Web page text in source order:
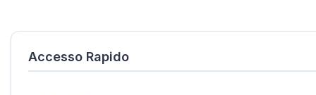
Accesso Rapido